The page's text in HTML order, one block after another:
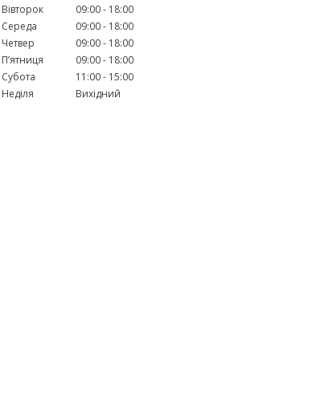
Вівторок
09:00
18:00
Середа
09:00
18:00
Четвер
09:00
18:00
Пʼятниця
09:00
18:00
Субота
11:00
15:00
Неділя
Вихідний